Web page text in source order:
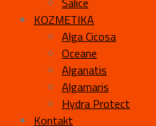
KOZMETIKA
Alga Cicosa
Oceane
Alganatis
Algamaris
Hydra Protect
Kontakt